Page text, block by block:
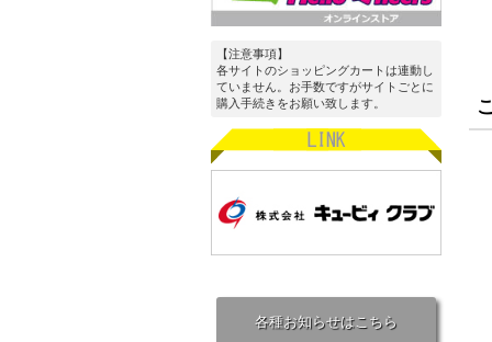
【注意事項】
各サイトのショッピングカートは連動し
ていません。お手数ですがサイトごとに
購入手続きをお願い致します。
各種お知らせはこちら